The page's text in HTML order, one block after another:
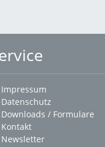
Impressum
Datenschutz
Downloads / Formulare
Kontakt
Newsletter